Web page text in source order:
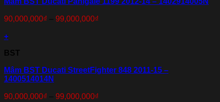
90,000,000₫ – 99,000,000₫
+
BST
Mâm BST Ducati StreetFighter 848 2011-15 –
1400514014N
90,000,000₫ – 99,000,000₫